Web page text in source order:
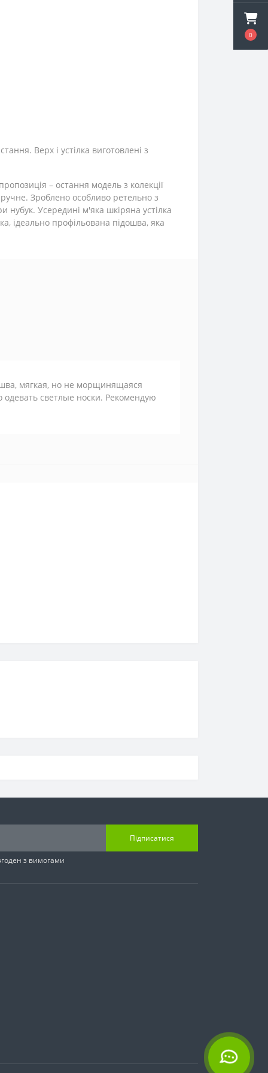
0
Верх і устілка виготовлені з
– остання модель з колекції
Зроблено особливо ретельно з
нубук. Усередині м'яка шкіряна устілка
ідеально профільована підошва, яка
мягкая, но не морщинящаяся
светлые носки. Рекомендую
Підписатися
з вимогами